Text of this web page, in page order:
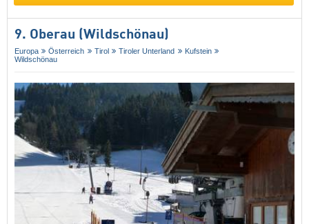
9. Oberau (Wildschönau)
Europa Österreich Tirol Tiroler Unterland
Kufstein
Wildschönau